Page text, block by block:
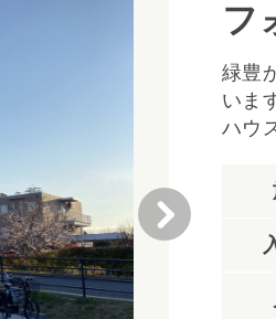
フ
緑豊
いま
ハウ